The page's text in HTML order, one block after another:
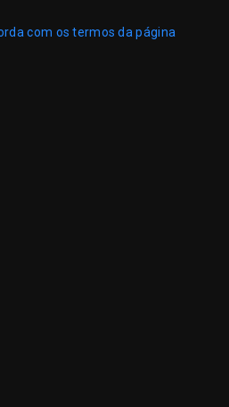
com os termos da página